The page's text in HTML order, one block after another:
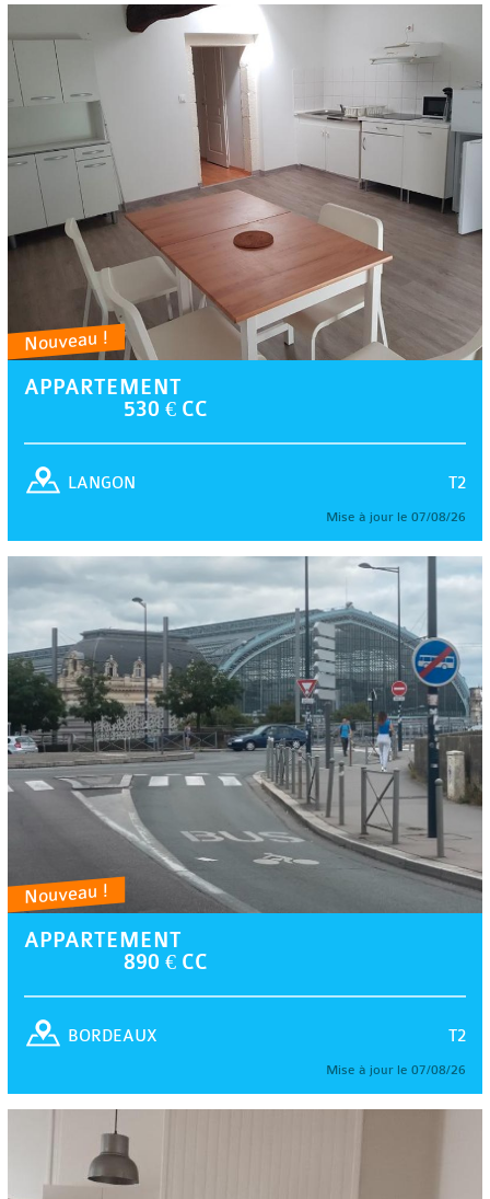
Nouveau !
APPARTEMENT
530 € CC
T2
LANGON
Mise à jour le 07/08/26
Nouveau !
APPARTEMENT
890 € CC
T2
BORDEAUX
Mise à jour le 07/08/26